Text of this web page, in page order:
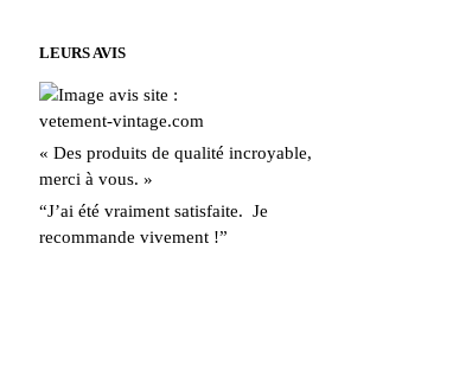
être
choisies
sur
LEURS AVIS
« Des produits de qualité incroyable,
merci à vous. »
“J’ai été vraiment satisfaite. Je
recommande vivement !”